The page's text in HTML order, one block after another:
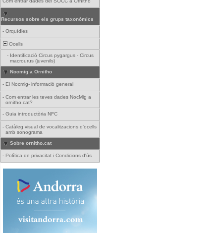
Recursos sobre els grups taxonòmics
- Orquídies
Ocells
- Identificació Circus pygargus - Circus
macrourus (juvenils)
Nocmig a Ornitho
- El Nocmig- informació general
- Com entrar les teves dades NocMig a
ornitho.cat?
- Guia introductòria NFC
- Catàleg visual de vocalitzacions d'ocells
amb sonograma
Sobre ornitho.cat
- Política de privacitat i Condicions d'ús